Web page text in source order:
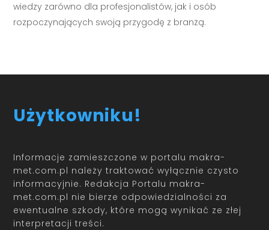
wiedzy zarówno dla profesjonalistów, jak i osób
rozpoczynających swoją przygodę z branżą.
Użytkowniku!
Informacje zamieszczone w portalu makra-
met.com.pl należy traktować wyłącznie czysto
informacyjnie. Redakcja Portalu makra-
met.com.pl nie bierze odpowiedzialności za
ewentualne szkody, które mogą wynikać ze złej
interpretacji treści.